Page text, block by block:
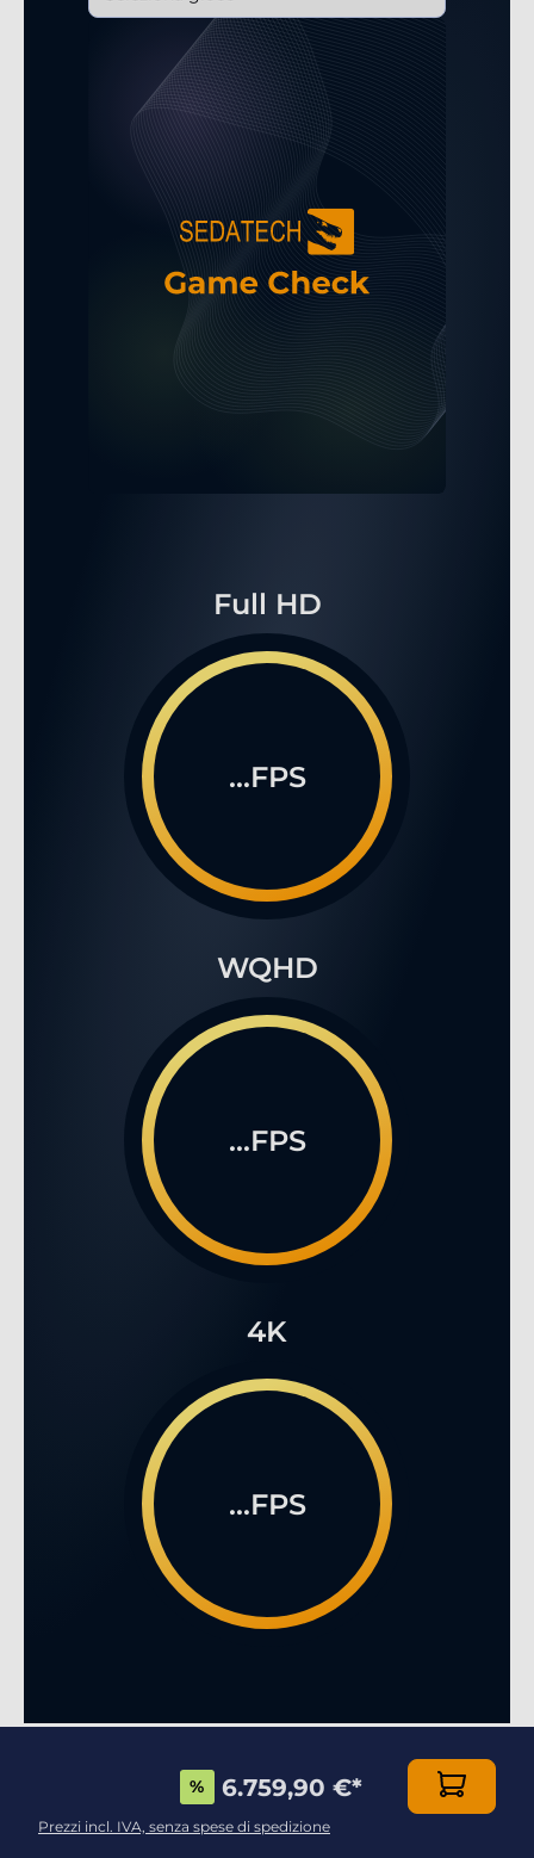
Full HD
...FPS
WQHD
...FPS
4K
...FPS
IL MULTIPLAYER GAMING ONLINE COME NON
AVETE MAI VISTO!
% 6.759,90 €*
Prezzi incl. IVA, senza spese di spedizione